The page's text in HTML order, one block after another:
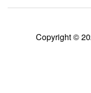
Copyright ©